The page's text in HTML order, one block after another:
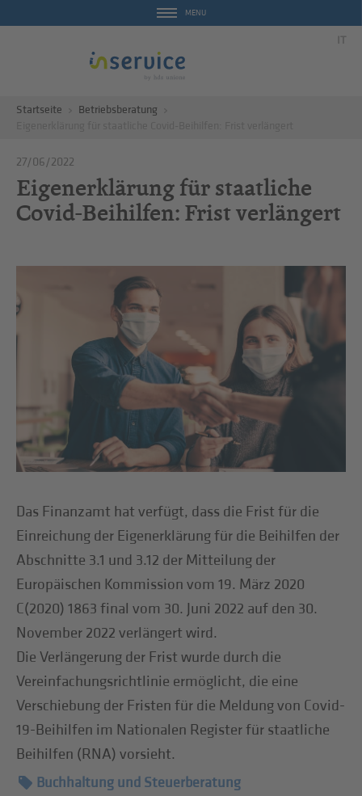
MENU
IT
Startseite
Betriebsberatung
27/06/2022
Eigenerklärung für staatliche
Covid-Beihilfen: Frist verlängert
Das Finanzamt hat verfügt, dass die Frist für die
Einreichung der Eigenerklärung für die Beihilfen der
Abschnitte 3.1 und 3.12 der Mitteilung der
Europäischen Kommission vom 19. März 2020
C(2020) 1863 final vom 30. Juni 2022 auf den 30.
November 2022 verlängert wird.
Die Verlängerung der Frist wurde durch die
Vereinfachungsrichtlinie ermöglicht, die eine
Verschiebung der Fristen für die Meldung von Covid-
19-Beihilfen im Nationalen Register für staatliche
Beihilfen (RNA) vorsieht.
Buchhaltung und Steuerberatung